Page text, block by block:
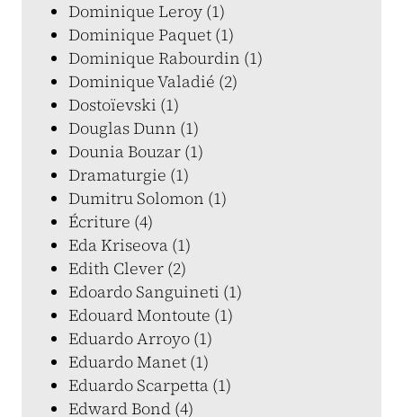
Dominique Leroy (1)
Dominique Paquet (1)
Dominique Rabourdin (1)
Dominique Valadié (2)
Dostoïevski (1)
Douglas Dunn (1)
Dounia Bouzar (1)
Dramaturgie (1)
Dumitru Solomon (1)
Écriture (4)
Eda Kriseova (1)
Edith Clever (2)
Edoardo Sanguineti (1)
Edouard Montoute (1)
Eduardo Arroyo (1)
Eduardo Manet (1)
Eduardo Scarpetta (1)
Edward Bond (4)